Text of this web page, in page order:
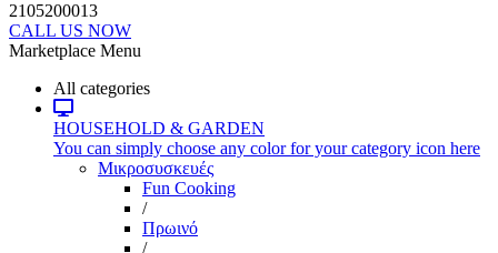
2105200013
CALL US NOW
Marketplace Menu
All categories
HOUSEHOLD & GARDEN
You can simply choose any color for your category icon here
Μικροσυσκευές
Fun Cooking
/
Πρωινό
/